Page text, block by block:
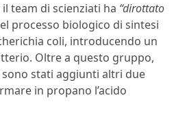
team di scienziati ha “dirottato
processo biologico di sintesi
coli, introducendo un
Oltre a questo gruppo,
stati aggiunti altri due
in propano l’acido